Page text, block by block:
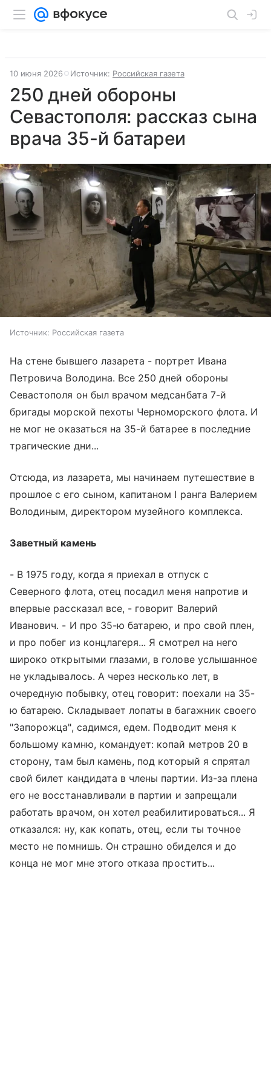
10 июня 2026 Источник: Российская газета
250 дней обороны
Севастополя: рассказ сына
врача 35-й батареи
Источник: Российская газета
На стене бывшего лазарета - портрет Ивана
Петровича Володина. Все 250 дней обороны
Севастополя он был врачом медсанбата 7-й
бригады морской пехоты Черноморского флота. И
не мог не оказаться на 35-й батарее в последние
трагические дни...
Отсюда, из лазарета, мы начинаем путешествие в
прошлое с его сыном, капитаном I ранга Валерием
Володиным, директором музейного комплекса.
Заветный камень
- В 1975 году, когда я приехал в отпуск с
Северного флота, отец посадил меня напротив и
впервые рассказал все, - говорит Валерий
Иванович. - И про 35-ю батарею, и про свой плен,
и про побег из концлагеря... Я смотрел на него
широко открытыми глазами, в голове услышанное
не укладывалось. А через несколько лет, в
очередную побывку, отец говорит: поехали на 35-
ю батарею. Складывает лопаты в багажник своего
"Запорожца", садимся, едем. Подводит меня к
большому камню, командует: копай метров 20 в
сторону, там был камень, под который я спрятал
свой билет кандидата в члены партии. Из-за плена
его не восстанавливали в партии и запрещали
работать врачом, он хотел реабилитироваться... Я
отказался: ну, как копать, отец, если ты точное
место не помнишь. Он страшно обиделся и до
конца не мог мне этого отказа простить...